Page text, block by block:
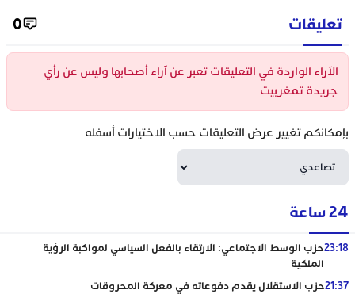
تعليقات 0
الآراء الواردة في التعليقات تعبر عن آراء أصحابها وليس عن رأي
جريدة تمغربيت
بإمكانكم تغيير عرض التعليقات حسب الاختيارات أسفله
24 ساعة
23:18حزب الوسط الاجتماعي: الارتقاء بالفعل السياسي لمواكبة الرؤية
الملكية
21:37حزب الاستقلال يقدم دفوعاته في معركة المحروقات